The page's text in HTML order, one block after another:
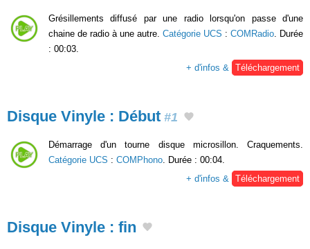
Grésillements diffusé par une radio lorsqu'on passe d'une
chaine de radio à une autre. Catégorie UCS : COMRadio . Durée
: 00:03.
+ d'infos &
Téléchargement
Disque Vinyle : Début #1
Démarrage d'un tourne disque microsillon. Craquements.
Catégorie UCS : COMPhono . Durée : 00:04.
+ d'infos &
Téléchargement
Disque Vinyle : fin